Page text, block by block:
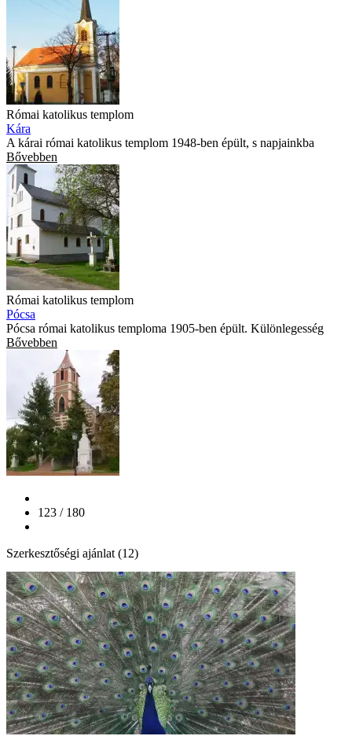
Római katolikus templom
Kára
A kárai római katolikus templom 1948-ben épült, s napjainkba
Bővebben
Római katolikus templom
Pócsa
Pócsa római katolikus temploma 1905-ben épült. Különlegesség
Bővebben
123 / 180
Szerkesztőségi ajánlat (12)